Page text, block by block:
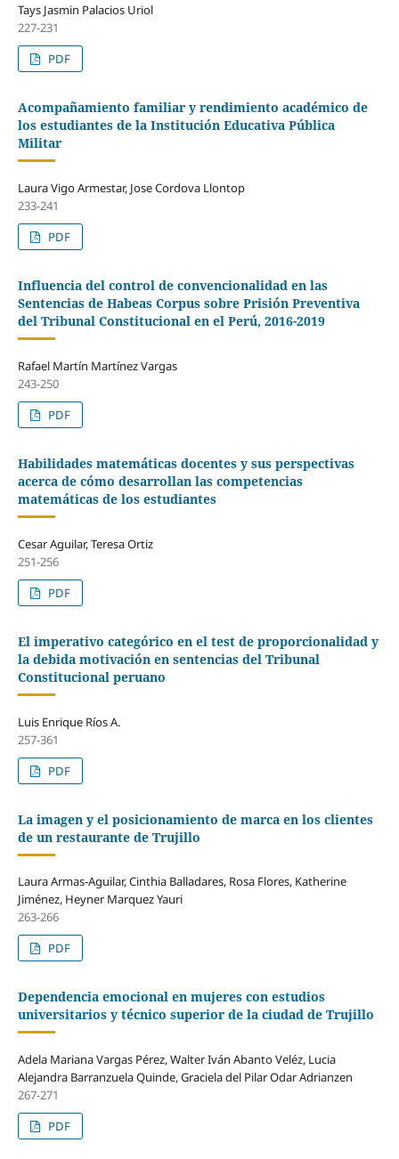
Tays Jasmin Palacios Uriol
227-231
PDF
Acompañamiento familiar y rendimiento académico de
los estudiantes de la Institución Educativa Pública
Militar
Laura Vigo Armestar, Jose Cordova Llontop
233-241
PDF
Influencia del control de convencionalidad en las
Sentencias de Habeas Corpus sobre Prisión Preventiva
del Tribunal Constitucional en el Perú, 2016-2019
Rafael Martín Martínez Vargas
243-250
PDF
Habilidades matemáticas docentes y sus perspectivas
acerca de cómo desarrollan las competencias
matemáticas de los estudiantes
Cesar Aguilar, Teresa Ortiz
251-256
PDF
El imperativo categórico en el test de proporcionalidad y
la debida motivación en sentencias del Tribunal
Constitucional peruano
Luis Enrique Ríos A.
257-361
PDF
La imagen y el posicionamiento de marca en los clientes
de un restaurante de Trujillo
Laura Armas-Aguilar, Cinthia Balladares, Rosa Flores, Katherine
Jiménez, Heyner Marquez Yauri
263-266
PDF
Dependencia emocional en mujeres con estudios
universitarios y técnico superior de la ciudad de Trujillo
Adela Mariana Vargas Pérez, Walter Iván Abanto Veléz, Lucia
Alejandra Barranzuela Quinde, Graciela del Pilar Odar Adrianzen
267-271
PDF